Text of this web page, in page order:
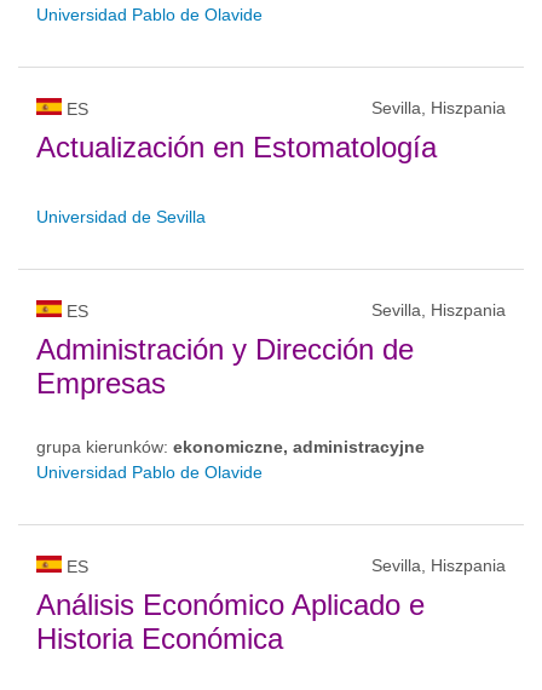
Universidad Pablo de Olavide
ES Sevilla, Hiszpania
Actualización en Estomatología
Universidad de Sevilla
ES Sevilla, Hiszpania
Administración y Dirección de
Empresas
grupa kierunków: ekonomiczne, administracyjne
Universidad Pablo de Olavide
ES Sevilla, Hiszpania
Análisis Económico Aplicado e
Historia Económica